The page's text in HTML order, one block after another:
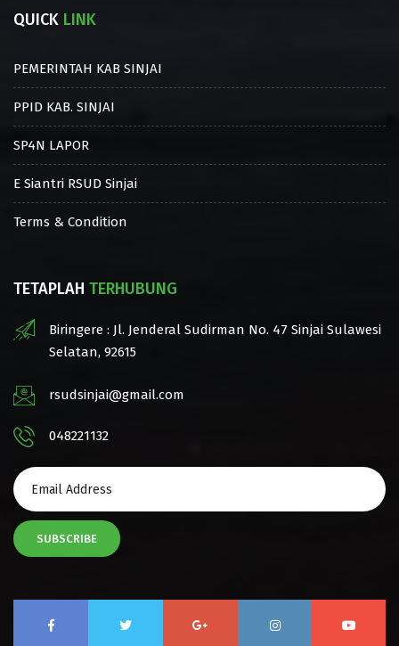
QUICK LINK
PEMERINTAH KAB SINJAI
PPID KAB. SINJAI
SP4N LAPOR
E Siantri RSUD Sinjai
Terms & Condition
TETAPLAH TERHUBUNG
Biringere : Jl. Jenderal Sudirman No. 47 Sinjai Sulawesi
Selatan, 92615
rsudsinjai@gmail.com
048221132